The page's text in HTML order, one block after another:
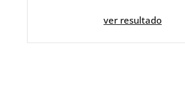
ver resultado